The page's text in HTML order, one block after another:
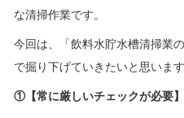
な清掃作業です。
今回は、「飲料水貯水槽清掃業
で掘り下げていきたいと思います
①【常に厳しいチェックが必要】